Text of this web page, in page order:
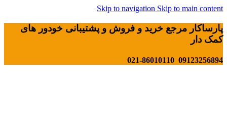
Skip to navigation Skip to main content
پارساکار مرجع خرید و فروش و پشتیبانی خودور های
کمک دار
09123256894 021-86010110